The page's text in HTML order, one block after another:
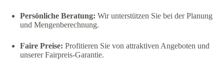
Persönliche Beratung: Wir unterstützen Sie bei der Planung
und Mengenberechnung.
Faire Preise: Profitieren Sie von attraktiven Angeboten und
unserer Fairpreis-Garantie.